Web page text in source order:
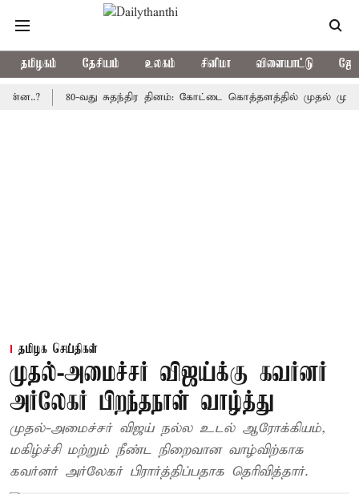
தமிழகம் தேசியம் உலகம் சினிமா விளையாட்டு
80-வது சுதந்திர தினம்: கோட்டை கொத்தளத்தில் முதல் முறையாக
தமிழக செய்திகள்
முதல்-அமைச்சர் விஜய்க்கு கவர்னர்
அர்லேகர் பிறந்தநாள் வாழ்த்து
முதல்-அமைச்சர் விஜய் நல்ல உடல் ஆரோக்கியம்,
மகிழ்ச்சி மற்றும் நீண்ட நிறைவான வாழ்விற்காக
கவர்னர் அர்லேகர் பிரார்த்திப்பதாக தெரிவித்தார்.